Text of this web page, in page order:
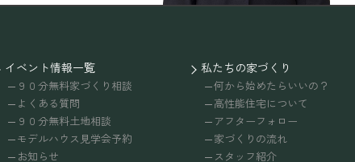
イベント情報一覧
９０分無料家づくり相談
よくある質問
９０分無料土地相談
モデルハウス見学会予約
お知らせ
私たちの家づくり
何から始めたらいいの？
高性能住宅について
アフターフォロー
家づくりの流れ
スタッフ紹介